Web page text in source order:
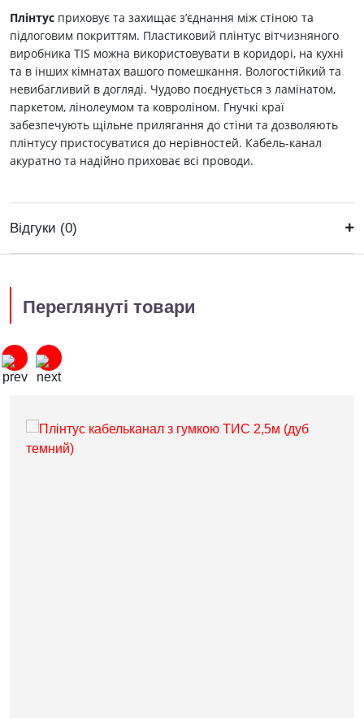
Плінтус приховує та захищає з’єднання між стіною та
підлоговим покриттям. Пластиковий плінтус вітчизняного
виробника ТIS можна використовувати в коридорі, на кухні
та в інших кімнатах вашого помешкання. Вологостійкий та
невибагливий в догляді. Чудово поєднується з ламінатом,
паркетом, лінолеумом та ковроліном. Гнучкі краї
забезпечують щільне прилягання до стіни та дозволяють
плінтусу пристосуватися до нерівностей. Кабель-канал
акуратно та надійно приховає всі проводи.
Відгуки (0)
Переглянуті товари